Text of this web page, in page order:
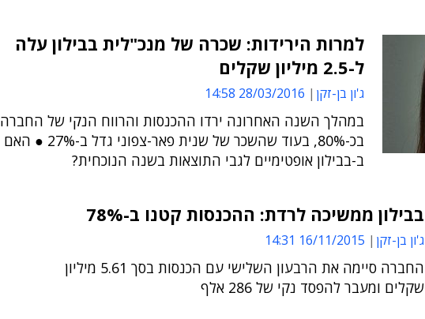
למרות הירידות: שכרה של מנכ"לית בבילון עלה
ל-2.5 מיליון שקלים
ג'ון בן-זקן 28/03/2016 14:58
במהלך השנה האחרונה ירדו ההכנסות והרווח הנקי של החברה
בכ-80%, בעוד שהשכר של שנית פאר-צפוני גדל ב-27% ● האם
ב-בבילון אופטימיים לגבי התוצאות בשנה הנוכחית?
בבילון ממשיכה לרדת: ההכנסות קטנו ב-78%
ג'ון בן-זקן 16/11/2015 14:31
החברה סיימה את הרבעון השלישי עם הכנסות בסך 5.61 מיליון
שקלים ומעבר להפסד נקי של 286 אלף